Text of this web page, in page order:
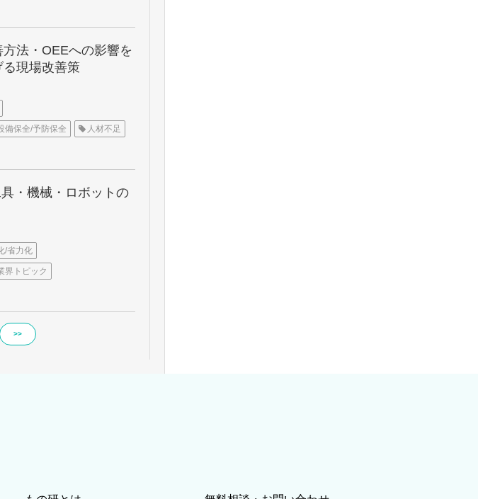
ー(DX)
法・OEEへの影響を
現場改善策
備保全/予防保全 人材不足
・機械・ロボットの
/省力化
界トピック
>>